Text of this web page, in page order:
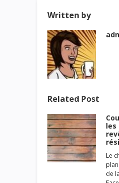
Written by
Related Post
les
Le
de